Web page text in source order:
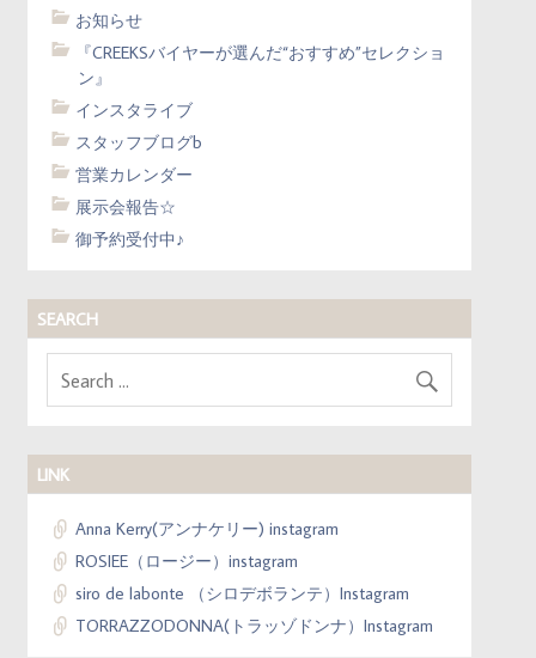
お知らせ
『CREEKSバイヤーが選んだ“おすすめ”セレクショ
ン』
インスタライブ
スタッフブログb
営業カレンダー
展示会報告☆
御予約受付中♪
SEARCH
LINK
Anna Kerry(アンナケリー) instagram
ROSIEE（ロージー）instagram
siro de labonte （シロデボランテ）Instagram
TORRAZZODONNA(トラッゾドンナ）Instagram